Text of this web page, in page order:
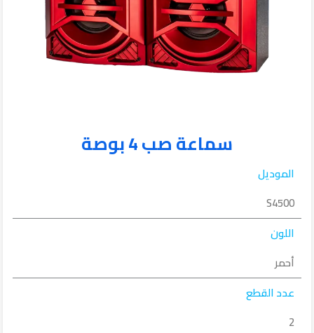
سماعة صب 4 بوصة
الموديل
S4500
اللون
أحمر
عدد القطع
2